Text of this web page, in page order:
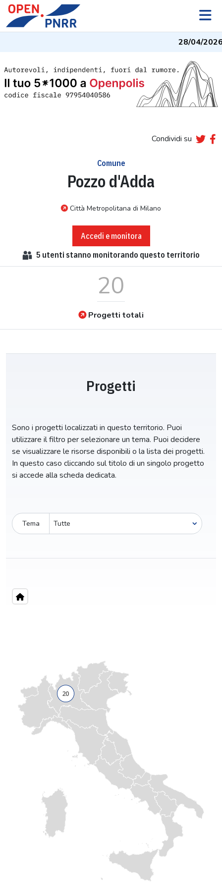
28/04/2026
Condividi su
Comune
Pozzo d'Adda
Città Metropolitana di Milano
Accedi e monitora
5 utenti stanno monitorando questo territorio
20
Progetti totali
Progetti
Sono i progetti localizzati in questo territorio. Puoi
utilizzare il filtro per selezionare un tema. Puoi decidere
se visualizzare le risorse disponibili o la lista dei progetti.
In questo caso cliccando sul titolo di un singolo progetto
si accede alla scheda dedicata.
Tema